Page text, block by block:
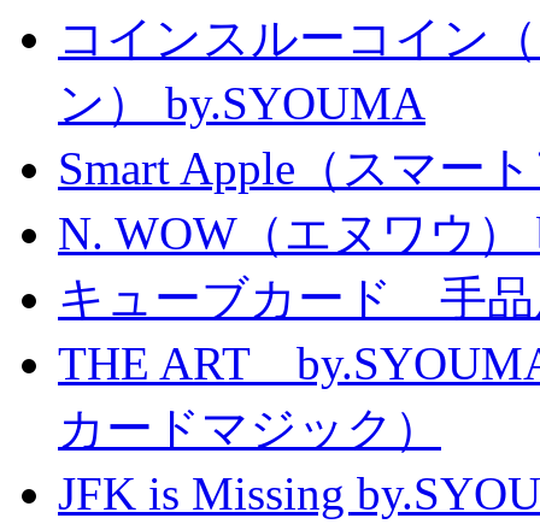
コインスルーコイン
ン） by.SYOUMA
Smart Apple（スマー
N. WOW（エヌワウ）
キューブカード 手
THE ART
カードマジック）
JFK is Missing